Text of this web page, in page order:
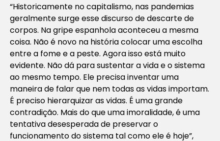
“Historicamente no capitalismo, nas pandemias
geralmente surge esse discurso de descarte de
corpos. Na gripe espanhola aconteceu a mesma
coisa. Não é novo na história colocar uma escolha
entre a fome e a peste. Agora isso está muito
evidente. Não dá para sustentar a vida e o sistema
ao mesmo tempo. Ele precisa inventar uma
maneira de falar que nem todas as vidas importam.
É preciso hierarquizar as vidas. É uma grande
contradição. Mais do que uma imoralidade, é uma
tentativa desesperada de preservar o
funcionamento do sistema tal como ele é hoje”,